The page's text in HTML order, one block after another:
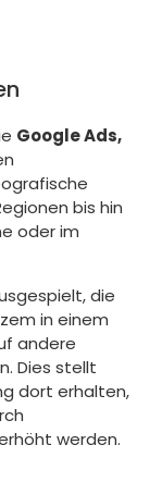
Google Ads,
bis hin
oder im
die
in einem
andere
Dies stellt
dort erhalten,
werden.